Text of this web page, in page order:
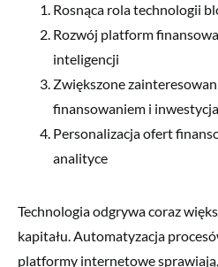
Rosnąca rola technologii
Rozwój platform
inteligencji
Zwiększone
finansowaniem i
Personalizacja ofert
analityce
Technologia odgrywa coraz
kapitału. Automatyzacja
platformy internetowe